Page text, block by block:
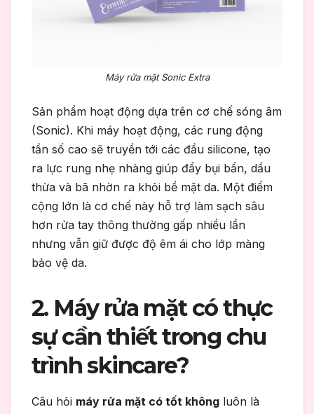
Máy rửa mặt Sonic Extra
Sản phẩm hoạt động dựa trên cơ chế sóng âm
(Sonic). Khi máy hoạt động, các rung động
tần số cao sẽ truyền tới các đầu silicone, tạo
ra lực rung nhẹ nhàng giúp đẩy bụi bẩn, dầu
thừa và bã nhờn ra khỏi bề mặt da. Một điểm
cộng lớn là cơ chế này hỗ trợ làm sạch sâu
hơn rửa tay thông thường gấp nhiều lần
nhưng vẫn giữ được độ êm ái cho lớp màng
bảo vệ da.
2. Máy rửa mặt có thực
sự cần thiết trong chu
trình skincare?
Câu hỏi máy rửa mặt có tốt không luôn là